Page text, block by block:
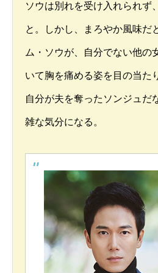
ソウは別れを受け入れられず
と。しかし、まろやか風味だ
ム・ソウが、自分でない他の
いて胸を痛める姿を目の当た
自分が夫を奪ったソンジュだ
雑な気分になる。